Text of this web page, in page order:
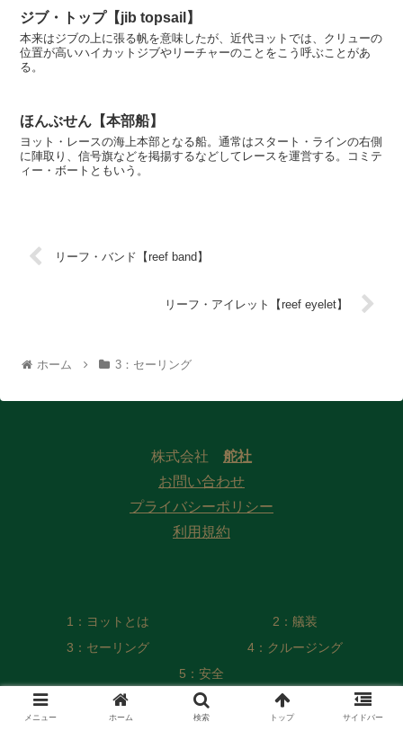
ジブ・トップ【jib topsail】
本来はジブの上に張る帆を意味したが、近代ヨットでは、クリューの
位置が高いハイカットジブやリーチャーのことをこう呼ぶことがあ
る。
ほんぶせん【本部船】
ヨット・レースの海上本部となる船。通常はスタート・ラインの右側
に陣取り、信号旗などを掲揚するなどしてレースを運営する。コミテ
ィー・ボートともいう。
リーフ・バンド【reef band】
リーフ・アイレット【reef eyelet】
ホーム 3：セーリング
株式会社 舵社
お問い合わせ
プライバシーポリシー
利用規約
1：ヨットとは
2：艤装
3：セーリング
4：クルージング
5：安全
© 2022 Web版 ヨット／モーターボート用語集 編纂委員会
メニュー ホーム 検索 トップ サイドバー